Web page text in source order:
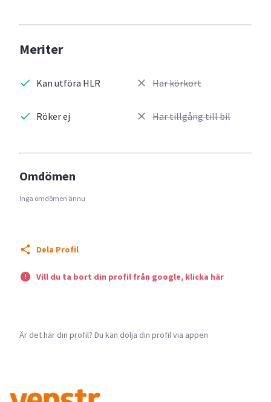
Meriter
Kan utföra HLR
Röker ej
Har körkort
Har tillgång till bil
Omdömen
Inga omdömen ännu
Dela Profil
Vill du ta bort din profil från google, klicka här
Är det här din profil? Du kan dölja din profil via appen